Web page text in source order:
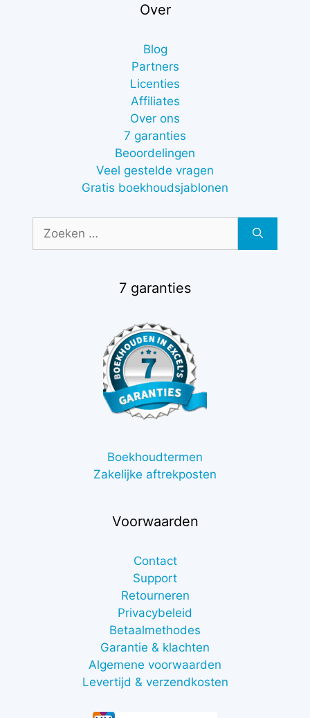
Over
Blog
Partners
Licenties
Affiliates
Over ons
7 garanties
Beoordelingen
Veel gestelde vragen
Gratis boekhoudsjablonen
naar:
7 garanties
Boekhoudtermen
Zakelijke aftrekposten
Voorwaarden
Contact
Support
Retourneren
Privacybeleid
Betaalmethodes
Garantie & klachten
Algemene voorwaarden
Levertijd & verzendkosten